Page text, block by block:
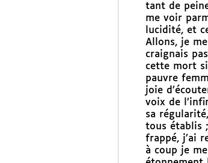
tant de
me voir
lucidité, et
Allons, je
craignais
cette mort si
pauvre
joie
voix de
sa
tous établis
frappé, j’ai
à coup je